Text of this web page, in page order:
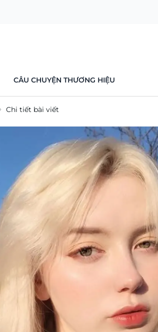
CÂU CHUYỆN THƯƠNG HIỆU
Chi tiết bài viết